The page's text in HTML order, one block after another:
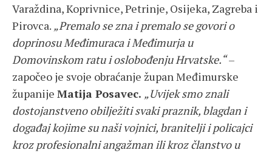
Varaždina, Koprivnice, Petrinje, Osijeka, Zagreba i
Pirovca. „Premalo se zna i premalo se govori o
doprinosu Međimuraca i Međimurja u
Domovinskom ratu i oslobođenju Hrvatske.“–
započeo je svoje obraćanje župan Međimurske
županije Matija Posavec. „Uvijek smo znali
dostojanstveno obilježiti svaki praznik, blagdan i
događaj kojime su naši vojnici, branitelji i policajci
kroz profesionalni angažman ili kroz članstvo u